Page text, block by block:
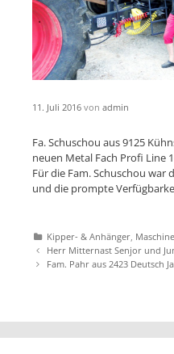
11. Juli 2016 von admin
Fa. Schuschou aus 9125
neuen Metal Fach Profi Line
Für die Fam. Schuschou
und die prompte
Katgeorien
Kipper- & Anhänger
Artikel-
Navigation
Herr Mitternast Senjor und
Fam. Pahr aus 2423 Deutsch